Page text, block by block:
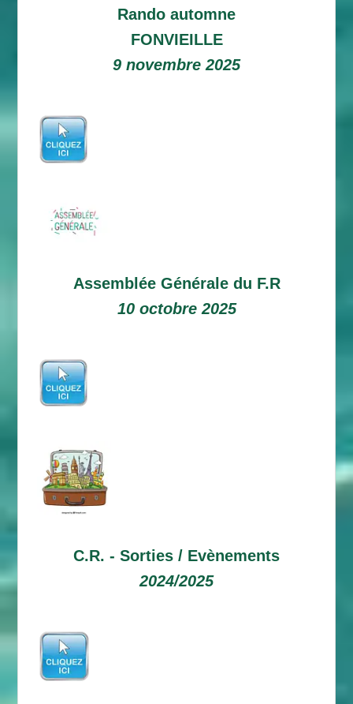
Rando automne
FONVIEILLE
9 novembre 2025
Assemblée Générale du F.R
10 octobre 2025
C.R. - Sorties / Evènements
2024/2025